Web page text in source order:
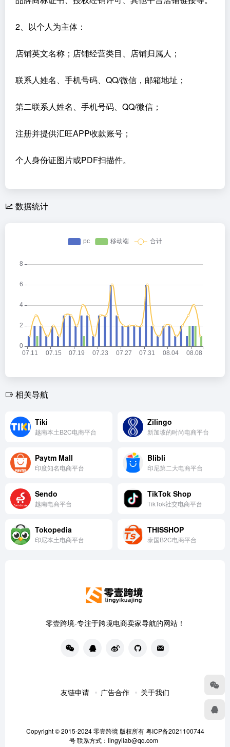
2、以个人为主体：
店铺英文名称；店铺经营类目、店铺归属人；
联系人姓名、手机号码、QQ/微信，邮箱地址；
第二联系人姓名、手机号码、QQ/微信；
注册并提供汇旺APP收款账号；
个人身份证图片或PDF扫描件。
数据统计
相关导航
Tiki
越南本土B2C电商平台
Zilingo
新加坡的时尚电商平台
Paytm Mall
印度知名电商平台
Blibli
印尼第二大电商平台
Sendo
越南电商平台
TikTok Shop
TikTok社交电商平台
Tokopedia
印尼本土电商平台
THISSHOP
泰国B2C电商平台
零壹跨境-专注于跨境电商卖家导航的网站！
友链申请 广告合作 关于我们
Copyright © 2015-2024零壹跨境 版权所有粤ICP备2021100744
号联系方式：lingyilab@qq.com